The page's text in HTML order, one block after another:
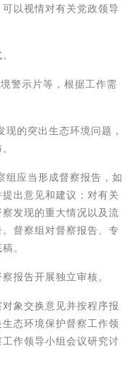
以视情对有关党政领导
警示片等，根据工作需
的突出生态环境问题，
应当形成督察报告，如
出意见和建议；对有关
发现的重大情况以及流
督察组对督察报告、专
。
报告开展独立审核。
象交换意见并按程序报
态环境保护督察工作领
作领导小组会议研究讨